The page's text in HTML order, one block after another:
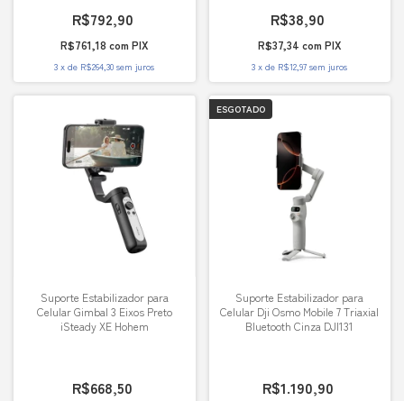
R$792,90
R$761,18 com PIX
3 xde R$264,30 sem juros
R$38,90
R$37,34 com PIX
3 xde R$12,97 sem juros
Suporte Estabilizador para
Celular Gimbal 3 Eixos Preto
iSteady XE Hohem
R$668,50
ESGOTADO
Suporte Estabilizador para
Celular Dji Osmo Mobile 7 Triaxial
Bluetooth Cinza DJI131
R$1.190,90